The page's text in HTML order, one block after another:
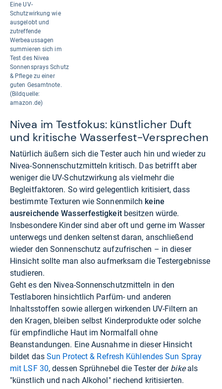
Eine UV-
Schutzwirkung wie
ausgelobt und
zutreffende
Werbeaussagen
summieren sich im
Test des Nivea
Sonnensprays Schutz
& Pflege zu einer
guten Gesamtnote.
(Bildquelle:
amazon.de)
Nivea im Testfokus: künstlicher Duft
und kritische Wasserfest-Versprechen
Natürlich äußern sich die Tester auch hin und wieder zu
Nivea-Sonnenschutzmitteln kritisch. Das betrifft aber
weniger die UV-Schutzwirkung als vielmehr die
Begleitfaktoren. So wird gelegentlich kritisiert, dass
bestimmte Texturen wie Sonnenmilch keine
ausreichende Wasserfestigkeitbesitzen würde.
Insbesondere Kinder sind aber oft und gerne im Wasser
unterwegs und denken seltenst daran, anschließend
wieder den Sonnenschutz aufzufrischen – in dieser
Hinsicht sollte man also aufmerksam die Testergebnisse
studieren.
Geht es den Nivea-Sonnenschutzmitteln in den
Testlaboren hinsichtlich Parfüm- und anderen
Inhaltsstoffen sowie allergen wirkenden UV-Filtern an
den Kragen, bleiben selbst Kinderprodukte oder solche
für empfindliche Haut im Normalfall ohne
Beanstandungen. Eine Ausnahme in dieser Hinsicht
bildet dasSun Protect & Refresh Kühlendes Sun Spray
mit LSF 30, dessen Sprühnebel die Tester der bikeals
"künstlich und nach Alkohol" riechend kritisierten.